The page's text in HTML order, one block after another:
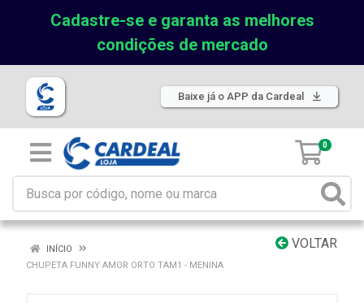
Cadastre-se e garanta as melhores
condições de mercado
Baixe já o APP da Cardeal
0
VOLTAR
INÍCIO
CHUPETA FUNNY AMOR ORTO TAM1 - MENINA